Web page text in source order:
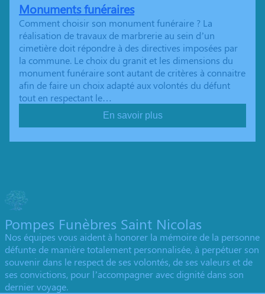
Monuments funéraires
Comment choisir son monument funéraire ? La
réalisation de travaux de marbrerie au sein d’un
cimetière doit répondre à des directives imposées par
la commune. Le choix du granit et les dimensions du
monument funéraire sont autant de critères à connaitre
afin de faire un choix adapté aux volontés du défunt
tout en respectant le…
En savoir plus
Pompes Funèbres Saint Nicolas
Nos équipes vous aident à honorer la mémoire de la personne
défunte de manière totalement personnalisée, à perpétuer son
souvenir dans le respect de ses volontés, de ses valeurs et de
ses convictions, pour l’accompagner avec dignité dans son
dernier voyage.